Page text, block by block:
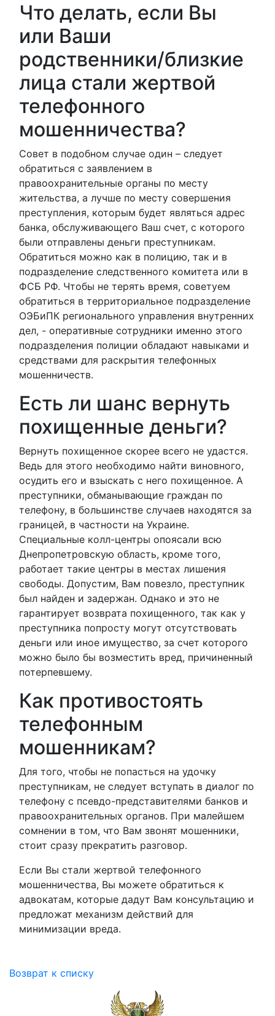
Что делать, если Вы
или Ваши
родственники/близкие
лица стали жертвой
телефонного
мошенничества?
Совет в подобном случае один – следует
обратиться с заявлением в
правоохранительные органы по месту
жительства, а лучше по месту совершения
преступления, которым будет являться адрес
банка, обслуживающего Ваш счет, с которого
были отправлены деньги преступникам.
Обратиться можно как в полицию, так и в
подразделение следственного комитета или в
ФСБ РФ. Чтобы не терять время, советуем
обратиться в территориальное подразделение
ОЭБиПК регионального управления внутренних
дел, - оперативные сотрудники именно этого
подразделения полиции обладают навыками и
средствами для раскрытия телефонных
мошенничеств.
Есть ли шанс вернуть
похищенные деньги?
Вернуть похищенное скорее всего не удастся.
Ведь для этого необходимо найти виновного,
осудить его и взыскать с него похищенное. А
преступники, обманывающие граждан по
телефону, в большинстве случаев находятся за
границей, в частности на Украине.
Специальные колл-центры опоясали всю
Днепропетровскую область, кроме того,
работает такие центры в местах лишения
свободы. Допустим, Вам повезло, преступник
был найден и задержан. Однако и это не
гарантирует возврата похищенного, так как у
преступника попросту могут отсутствовать
деньги или иное имущество, за счет которого
можно было бы возместить вред, причиненный
потерпевшему.
Как противостоять
телефонным
мошенникам?
Для того, чтобы не попасться на удочку
преступникам, не следует вступать в диалог по
телефону с псевдо-представителями банков и
правоохранительных органов. При малейшем
сомнении в том, что Вам звонят мошенники,
стоит сразу прекратить разговор.
Если Вы стали жертвой телефонного
мошенничества, Вы можете обратиться к
адвокатам, которые дадут Вам консультацию и
предложат механизм действий для
минимизации вреда.
Возврат к списку